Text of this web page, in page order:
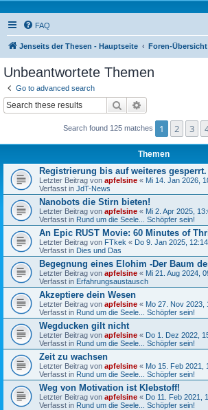
FAQ
Jenseits der Thesen - Hauptseite Foren-Übersicht
Unbeantwortete Themen
Go to advanced search
Suche
Search found 125 matches 1 2 3
Themen
Registrierung bis auf weiteres gesperrt.
Letzter Beitrag von apfelsine « Mi 14. Jan 2026,
Verfasst in JdT-News
Nanobots die Stirn bieten!
Letzter Beitrag von apfelsine « Mi 2. Apr 2025,
Verfasst in Rund um die Seele... Schöpfer sein!
An Epic RUST Movie: 60 Minutes of
Letzter Beitrag von FTkek « Do 9. Jan 2025, 12:14
Verfasst in Dies und Das
Begegnung eines Elohim -Der Baum
Letzter Beitrag von apfelsine « Mi 21. Aug 2024,
Verfasst in Erfahrungsaustausch
Akzeptiere dein Wesen
Letzter Beitrag von apfelsine « Mo 27. Nov 2023,
Verfasst in Rund um die Seele... Schöpfer sein!
Wegducken gilt nicht
Letzter Beitrag von apfelsine « Do 1. Dez 2022,
Verfasst in Rund um die Seele... Schöpfer sein!
Zeit zu wachsen
Letzter Beitrag von apfelsine « Mo 15. Feb 2021,
Verfasst in Rund um die Seele... Schöpfer sein!
Weg von Motivation ist Klebstoff!
Letzter Beitrag von apfelsine « Do 11. Feb 2021,
Verfasst in Rund um die Seele... Schöpfer sein!